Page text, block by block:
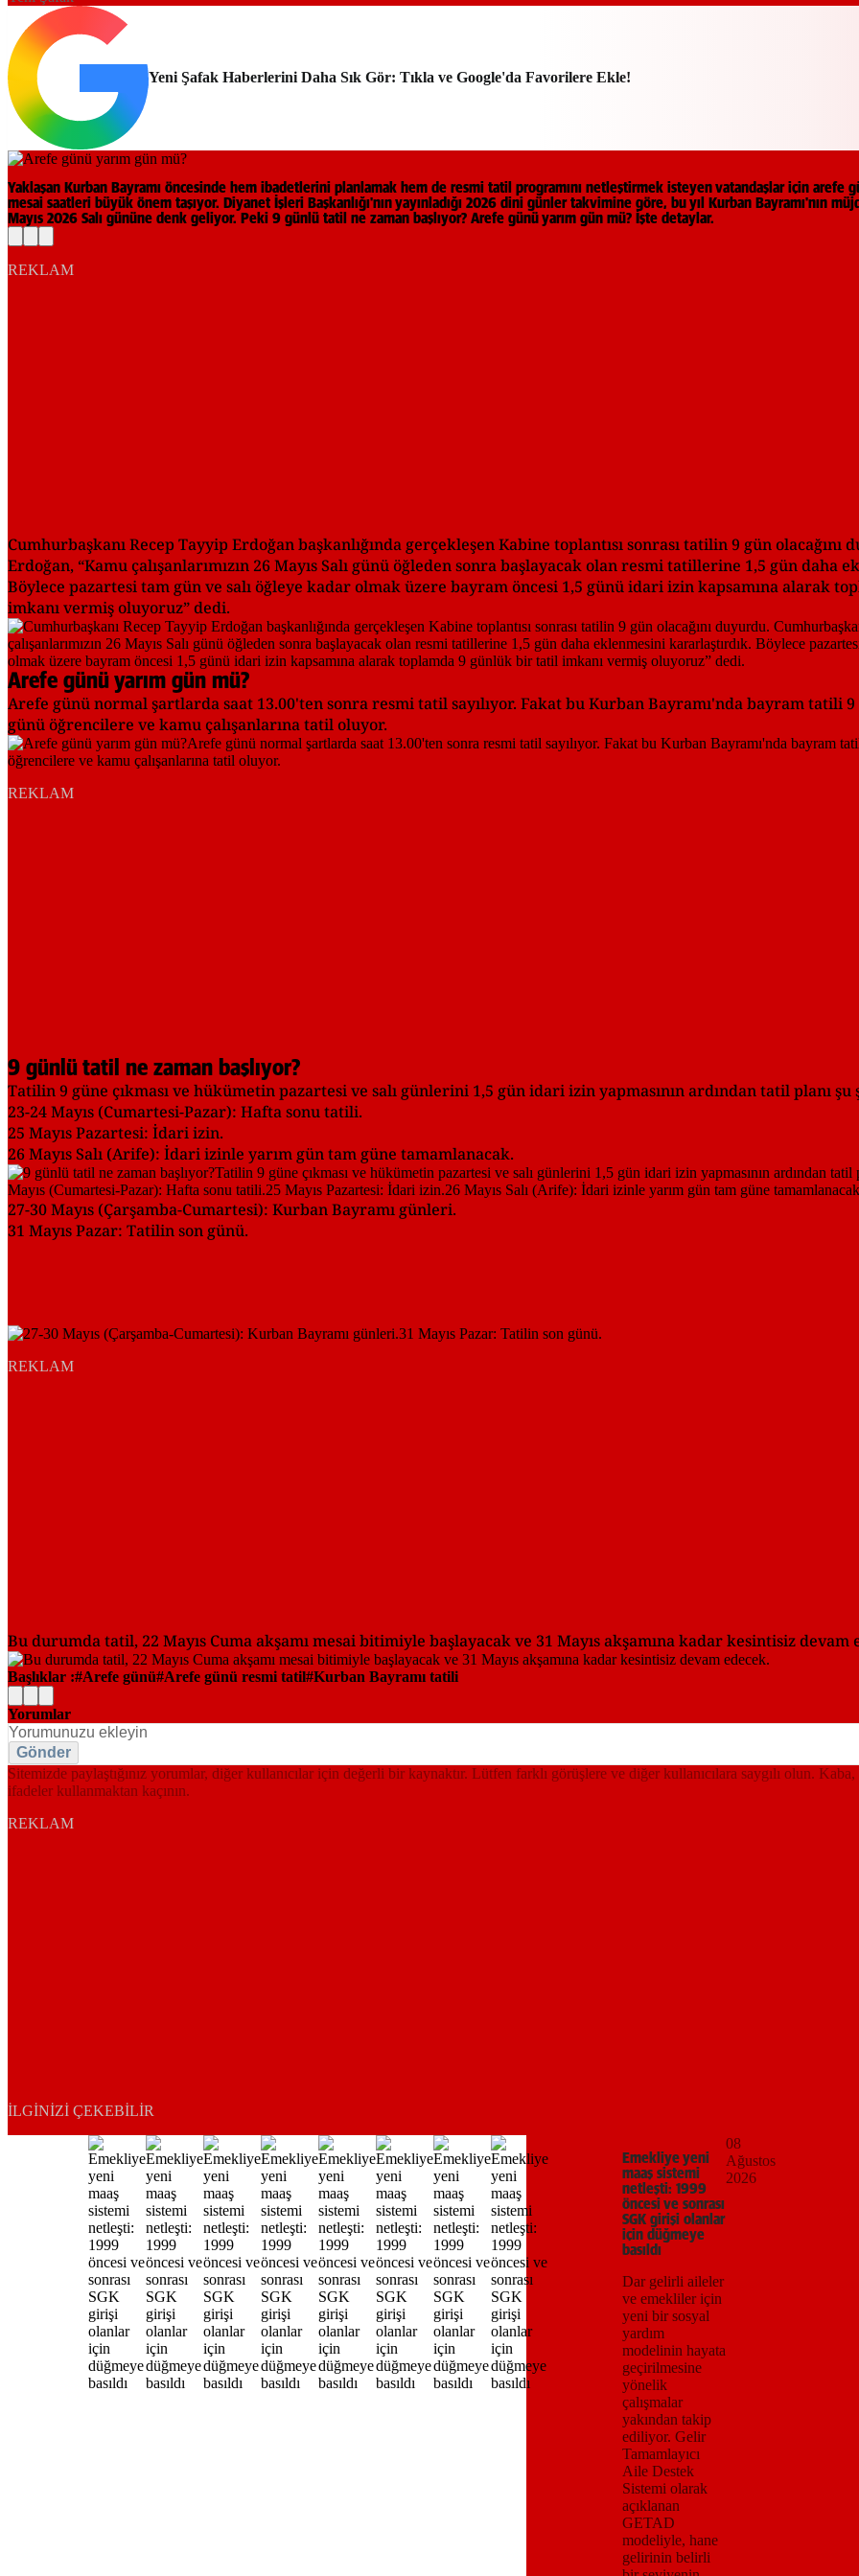
Yeni Şafak Haberlerini Daha Sık Gör: Tıkla ve Google'da Favorilere Ekle!
Yaklaşan Kurban Bayramı öncesinde hem ibadetlerini planlamak hem de resmi tatil programını netleştirmek isteyen vatandaşlar için arefe
mesai saatleri büyük önem taşıyor. Diyanet İşleri Başkanlığı'nın yayınladığı 2026 dini günler takvimine göre, bu yıl Kurban Bayramı'nın
Mayıs 2026 Salı gününe denk geliyor. Peki 9 günlü tatil ne zaman başlıyor? Arefe günü yarım gün mü? İşte detaylar.
REKLAM
Cumhurbaşkanı Recep Tayyip Erdoğan başkanlığında gerçekleşen Kabine toplantısı sonrası tatilin 9 gün olacağını
Erdoğan, “Kamu çalışanlarımızın 26 Mayıs Salı günü öğleden sonra başlayacak olan resmi tatillerine 1,5 gün daha
Böylece pazartesi tam gün ve salı öğleye kadar olmak üzere bayram öncesi 1,5 günü idari izin kapsamına alarak
imkanı vermiş oluyoruz” dedi.
Arefe günü yarım gün mü?
Arefe günü normal şartlarda saat 13.00'ten sonra resmi tatil sayılıyor. Fakat bu Kurban Bayramı'nda bayram tatili 9
günü öğrencilere ve kamu çalışanlarına tatil oluyor.
REKLAM
9 günlü tatil ne zaman başlıyor?
Tatilin 9 güne çıkması ve hükümetin pazartesi ve salı günlerini 1,5 gün idari izin yapmasının ardından tatil planı
23-24 Mayıs (Cumartesi-Pazar): Hafta sonu tatili.
25 Mayıs Pazartesi: İdari izin.
26 Mayıs Salı (Arife): İdari izinle yarım gün tam güne tamamlanacak.
27-30 Mayıs (Çarşamba-Cumartesi): Kurban Bayramı günleri.
31 Mayıs Pazar: Tatilin son günü.
REKLAM
Bu durumda tatil, 22 Mayıs Cuma akşamı mesai bitimiyle başlayacak ve 31 Mayıs akşamına kadar kesintisiz devam
Başlıklar : Arefe günü Arefe günü resmi tatil Kurban Bayramı tatili
Yorumlar
Gönder
Sitemizde paylaştığınız yorumlar, diğer kullanıcılar için değerli bir kaynaktır. Lütfen farklı görüşlere ve diğer kullanıcılara saygılı olun. Kaba,
ifadeler kullanmaktan kaçının.
REKLAM
İLGINIZI ÇEKEBILIR
Emekliye yeni
maaş sistemi
netleşti: 1999
öncesi ve sonrası
SGK girişi olanlar
için düğmeye
basıldı
Dar gelirli aileler
ve emekliler için
yeni bir sosyal
yardım
modelinin hayata
geçirilmesine
yönelik
çalışmalar
yakından takip
ediliyor. Gelir
Tamamlayıcı
Aile Destek
Sistemi olarak
açıklanan
GETAD
modeliyle, hane
gelirinin belirli
08
Ağustos
2026